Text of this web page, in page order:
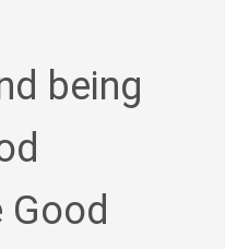
being
Good